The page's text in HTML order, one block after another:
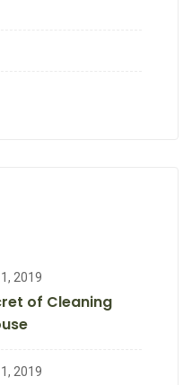
2019
of Cleaning
2019